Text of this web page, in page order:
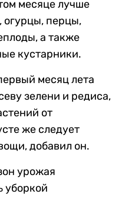
месяце лучше
огурцы, перцы,
а также
кустарники.
месяц лета
зелени и редиса,
от
же следует
добавил он.
урожая
уборкой